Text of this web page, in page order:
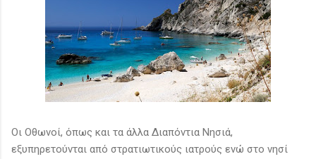
Οι Οθωνοί, όπως και τα άλλα Διαπόντια Νησιά,
εξυπηρετούνται από στρατιωτικούς ιατρούς ενώ στο νησί